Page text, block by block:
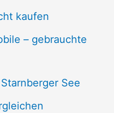
kaufen
– gebrauchte
See